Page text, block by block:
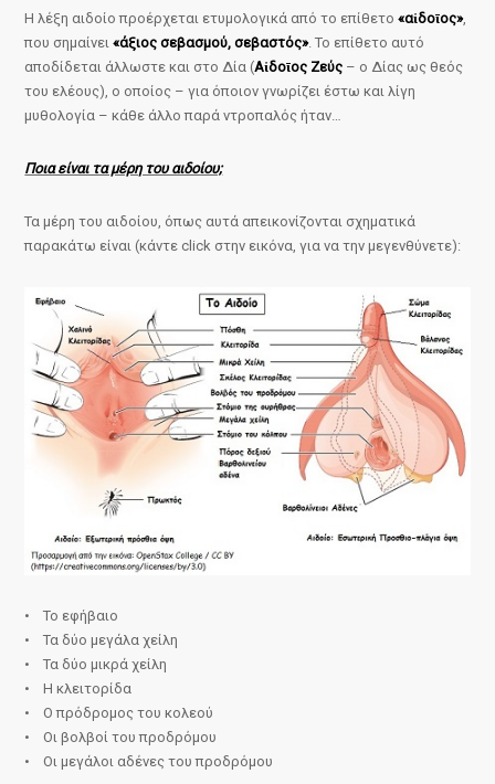
Η λέξη αιδοίο προέρχεται ετυμολογικά από το επίθετο«αἰδοῑος»,
που σημαίνει«άξιος σεβασμού, σεβαστός». Το επίθετο αυτό
αποδίδεται άλλωστε και στο Δία (Αἰδοῑος Ζεύς – ο Δίας ως θεός
του ελέους), ο οποίος – για όποιον γνωρίζει έστω και λίγη
μυθολογία – κάθε άλλο παρά ντροπαλός ήταν…
Ποια είναι τα μέρη του αιδοίου;
Τα μέρη του αιδοίου, όπως αυτά απεικονίζονται σχηματικά
παρακάτω είναι (κάντε click στην εικόνα, για να την μεγενθύνετε):
• Το εφήβαιο
• Τα δύο μεγάλα χείλη
• Τα δύο μικρά χείλη
• Η κλειτορίδα
• Ο πρόδρομος του κολεού
• Οι βολβοί του προδρόμου
• Οι μεγάλοι αδένες του προδρόμου